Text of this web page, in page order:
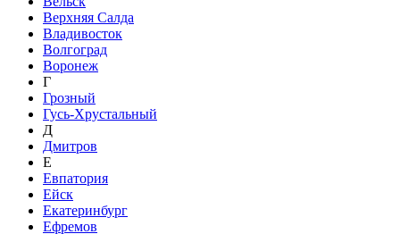
Верхняя Салда
Владивосток
Волгоград
Воронеж
Г
Грозный
Гусь-Хрустальный
Д
Дмитров
Е
Евпатория
Ейск
Екатеринбург
Ефремов